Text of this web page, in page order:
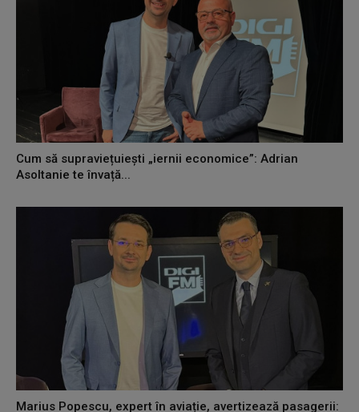
Cum să supraviețuiești „iernii economice”: Adrian
Asoltanie te învață...
Marius Popescu, expert în aviație, avertizează pasagerii: